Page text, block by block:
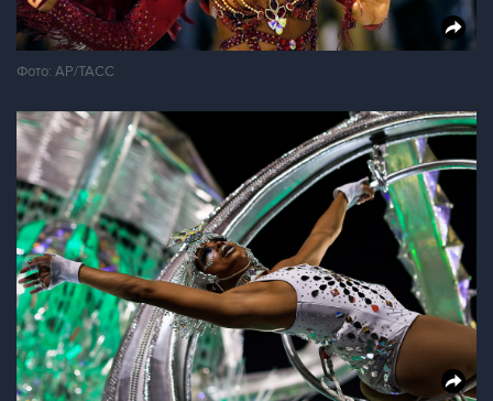
Фото: АР/ТАСС